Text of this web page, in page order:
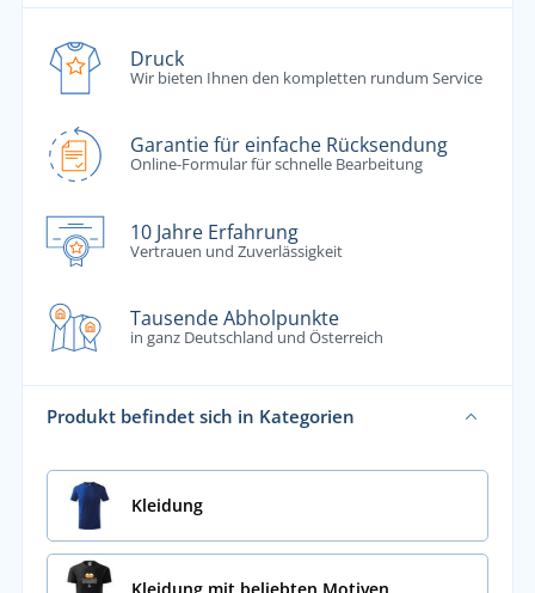
Druck
Wir bieten Ihnen den kompletten rundum Service
Garantie für einfache Rücksendung
Online-Formular für schnelle Bearbeitung
10 Jahre Erfahrung
Vertrauen und Zuverlässigkeit
Tausende Abholpunkte
in ganz Deutschland und Österreich
Produkt befindet sich in Kategorien
Kleidung